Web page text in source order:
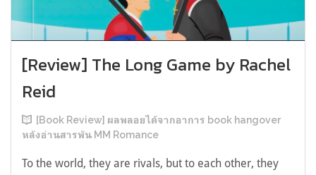
[Review] The Long Game by Rachel
Reid
[Book Review] ผลพลอยได้จากอาการ book hangover
หลังอ่านสารพัน MM Romance
To the world, they are rivals, but to each other, they